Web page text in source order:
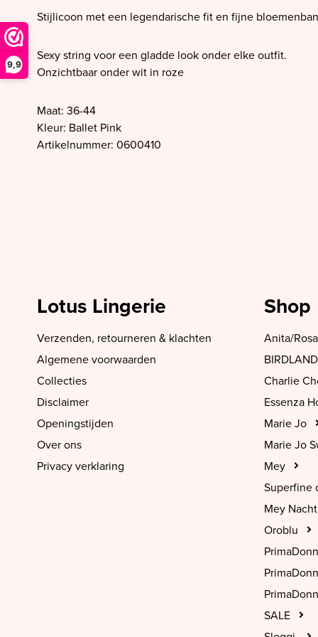
9,9
SALE PrimaDonna Swim
SALE Ten Cate
Stijlicoon met een legendarische fit en fijne
Sexy string voor een gladde look onder elke outfit.
Onzichtbaar onder wit in roze
Maat: 36-44
Kleur: Ballet Pink
Artikelnummer: 0600410
Lotus Lingerie
Verzenden, retourneren & klachten
Algemene voorwaarden
Collecties
Disclaimer
Openingstijden
Over ons
Privacy verklaring
Shop
Anita/
Charlie
Essenza
Marie Jo
Marie Jo
Mey
Superfine
Mey
Oroblu
SALE